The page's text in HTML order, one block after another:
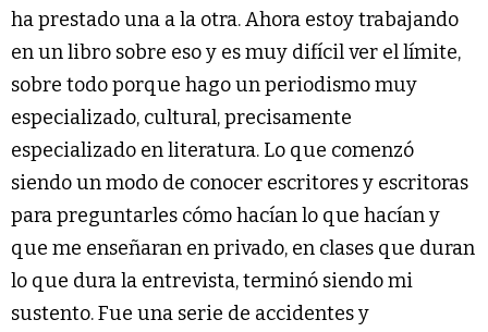
ha prestado una a la otra. Ahora estoy trabajando
en un libro sobre eso y es muy difícil ver el límite,
sobre todo porque hago un periodismo muy
especializado, cultural, precisamente
especializado en literatura. Lo que comenzó
siendo un modo de conocer escritores y escritoras
para preguntarles cómo hacían lo que hacían y
que me enseñaran en privado, en clases que duran
lo que dura la entrevista, terminó siendo mi
sustento. Fue una serie de accidentes y